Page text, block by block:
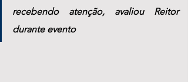
recebendo atenção, avaliou Reitor
durante evento